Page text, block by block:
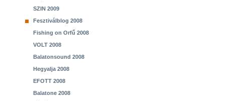
SZIN 2009
Fesztiválblog 2008
Fishing on Orfű 2008
VOLT 2008
Balatonsound 2008
Hegyalja 2008
EFOTT 2008
Balatone 2008